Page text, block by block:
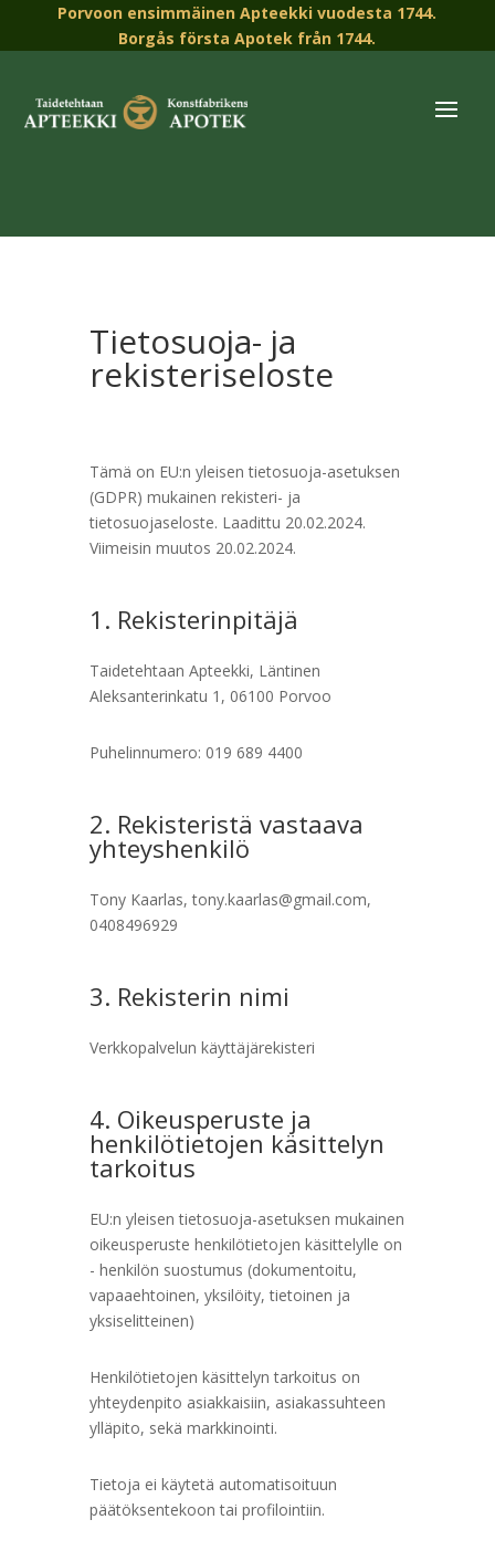
Porvoon ensimmäinen Apteekki vuodesta 1744.
Borgås första Apotek från 1744.
Tietosuoja- ja
rekisteriseloste
Tämä on EU:n yleisen tietosuoja-asetuksen
(GDPR) mukainen rekisteri- ja
tietosuojaseloste. Laadittu 20.02.2024.
Viimeisin muutos 20.02.2024.
1. Rekisterinpitäjä
Taidetehtaan Apteekki, Läntinen
Aleksanterinkatu 1, 06100 Porvoo
Puhelinnumero: 019 689 4400
2. Rekisteristä vastaava
yhteyshenkilö
Tony Kaarlas, tony.kaarlas@gmail.com,
0408496929
3. Rekisterin nimi
Verkkopalvelun käyttäjärekisteri
4. Oikeusperuste ja
henkilötietojen käsittelyn
tarkoitus
EU:n yleisen tietosuoja-asetuksen mukainen
oikeusperuste henkilötietojen käsittelylle on
- henkilön suostumus (dokumentoitu,
vapaaehtoinen, yksilöity, tietoinen ja
yksiselitteinen)
Henkilötietojen käsittelyn tarkoitus on
yhteydenpito asiakkaisiin, asiakassuhteen
ylläpito, sekä markkinointi.
Tietoja ei käytetä automatisoituun
päätöksentekoon tai profilointiin.